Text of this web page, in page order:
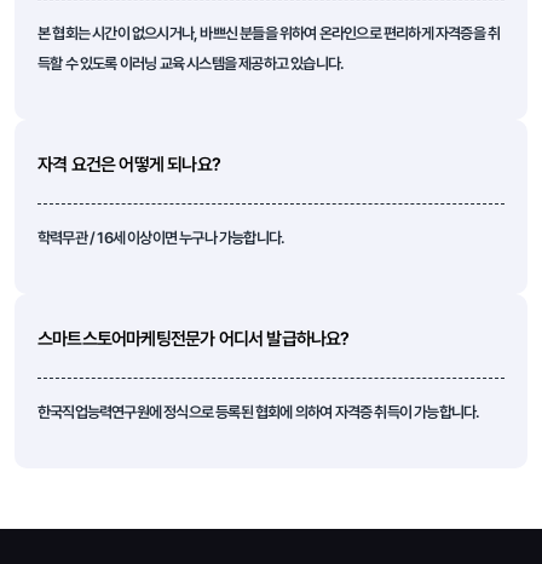
본 협회는 시간이 없으시거나, 바쁘신 분들을 위하여 온라인으로 편리하게 자격증을 취
득할 수 있도록 이러닝 교육 시스템을 제공하고 있습니다.
자격 요건은 어떻게 되나요?
학력무관 / 16세 이상이면 누구나 가능합니다.
스마트스토어마케팅전문가 어디서 발급하나요?
한국직업능력연구원에 정식으로 등록된 협회에 의하여 자격증 취득이 가능합니다.